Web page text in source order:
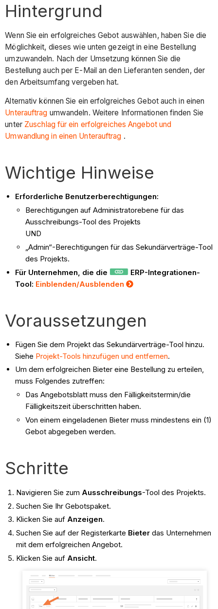
Hintergrund
Wenn Sie ein erfolgreiches Gebot auswählen, haben Sie die
Möglichkeit, dieses wie unten gezeigt in eine Bestellung
umzuwandeln. Nach der Umsetzung können Sie die
Bestellung auch per E-Mail an den Lieferanten senden, der
den Arbeitsumfang vergeben hat.
Alternativ können Sie ein erfolgreiches Gebot auch in einen
Unterauftrag umwandeln. Weitere Informationen finden Sie
unter Zuschlag für ein erfolgreiches Angebot und
Umwandlung in einen Unterauftrag .
Wichtige Hinweise
Erforderliche Benutzerberechtigungen:
Berechtigungen auf Administratorebene für das
Ausschreibungs-Tool des Projekts
UND
„Admin“-Berechtigungen für das Sekundärverträge-Tool
des Projekts.
Für Unternehmen, die die
ERP-Integrationen-
Tool: Einblenden/Ausblenden
Voraussetzungen
Fügen Sie dem Projekt das Sekundärverträge-Tool hinzu.
Siehe Projekt-Tools hinzufügen und entfernen.
Um dem erfolgreichen Bieter eine Bestellung zu erteilen,
muss Folgendes zutreffen:
Das Angebotsblatt muss den Fälligkeitstermin/die
Fälligkeitszeit überschritten haben.
Von einem eingeladenen Bieter muss mindestens ein (1)
Gebot abgegeben werden.
Schritte
Navigieren Sie zum Ausschreibungs-Tool des Projekts.
Suchen Sie Ihr Gebotspaket.
Klicken Sie auf Anzeigen.
Suchen Sie auf der Registerkarte Bieterdas Unternehmen
mit dem erfolgreichen Angebot.
Klicken Sie auf Ansicht.